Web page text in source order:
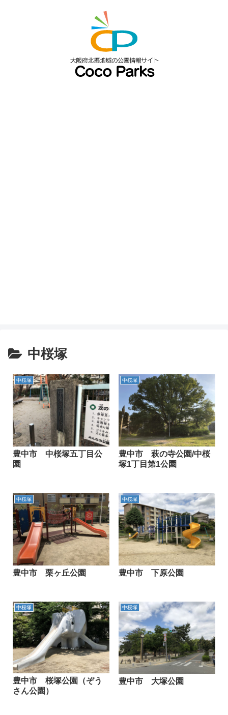
中桜塚
中桜塚
豊中市 中桜塚五丁目公
園
中桜塚
豊中市 萩の寺公園/中桜
塚1丁目第1公園
中桜塚
豊中市 栗ヶ丘公園
中桜塚
豊中市 下原公園
中桜塚
豊中市 桜塚公園（ぞう
さん公園）
中桜塚
豊中市 大塚公園